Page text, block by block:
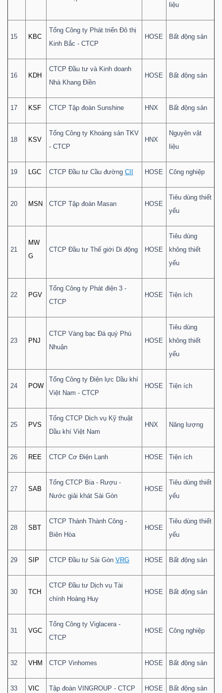
liệu
15 KBC
Tổng Công ty Phát triển Đô thị
Kinh Bắc - CTCP
HOSE Bất động sản
16 KDH
CTCP Đầu tư và Kinh doanh
Nhà Khang Điền
HOSE Bất động sản
17 KSF CTCP Tập đoàn Sunshine HNX Bất động sản
18 KSV
Tổng Công ty Khoáng sản TKV
- CTCP
HNX
Nguyên vật
liệu
19 LGC CTCP Đầu tư Cầu đường CII HOSE Công nghiệp
20 MSN CTCP Tập đoàn Masan HOSE
Tiêu dùng thiết
yếu
21
MW
G
CTCP Đầu tư Thế giới Di động HOSE
Tiêu dùng
không thiết
yếu
22 PGV
Tổng Công ty Phát điện 3 -
CTCP
HOSE Tiện ích
23 PNJ
CTCP Vàng bạc Đá quý Phú
Nhuận
HOSE
Tiêu dùng
không thiết
yếu
24 POW
Tổng Công ty Điện lực Dầu khí
Việt Nam - CTCP
HOSE Tiện ích
25 PVS
Tổng CTCP Dịch vụ Kỹ thuật
Dầu khí Việt Nam
HNX Năng lượng
26 REE CTCP Cơ Điện Lạnh HOSE Tiện ích
27 SAB
Tổng CTCP Bia - Rượu -
Nước giải khát Sài Gòn
HOSE
Tiêu dùng thiết
yếu
28 SBT
CTCP Thành Thành Công -
Biên Hòa
HOSE
Tiêu dùng thiết
yếu
29 SIP CTCP Đầu tư Sài Gòn VRG HOSE Bất động sản
30 TCH
CTCP Đầu tư Dịch vụ Tài
chính Hoàng Huy
HOSE Bất động sản
31 VGC
Tổng Công ty Viglacera -
CTCP
HOSE Công nghiệp
32 VHM CTCP Vinhomes HOSE Bất động sản
33 VIC Tập đoàn VINGROUP - CTCP HOSE Bất động sản